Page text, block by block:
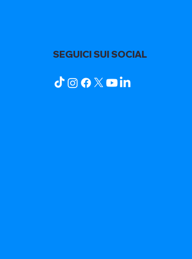
SEGUICI SUI SOCIAL